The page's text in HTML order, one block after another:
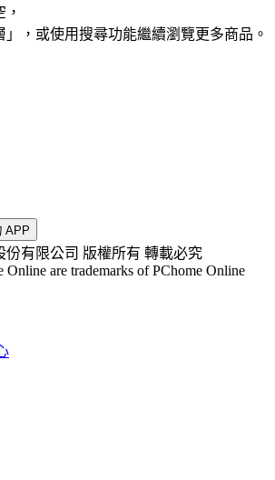
，或使用搜尋功能繼續瀏覽更多商品。
APP
份有限公司 版權所有 轉載必究
Online are trademarks of PChome Online